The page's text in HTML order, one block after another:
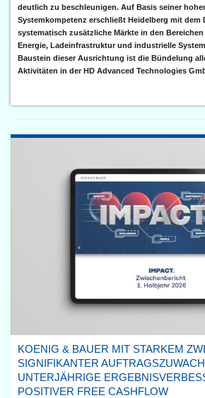
deutlich zu beschleunigen. Auf Basis seiner
Systemkompetenz erschließt Heidelberg mit dem
systematisch zusätzliche Märkte in den
Energie, Ladeinfrastruktur und industrielle
Baustein dieser Ausrichtung ist die Bündelung
Aktivitäten in der HD Advanced Technologies
KOENIG & BAUER MIT STARKEM
SIGNIFIKANTER
UNTERJÄHRIGE
POSITIVER FREE CASHFLOW